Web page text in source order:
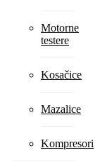
Motorne
testere
Kosačice
Mazalice
Kompresori